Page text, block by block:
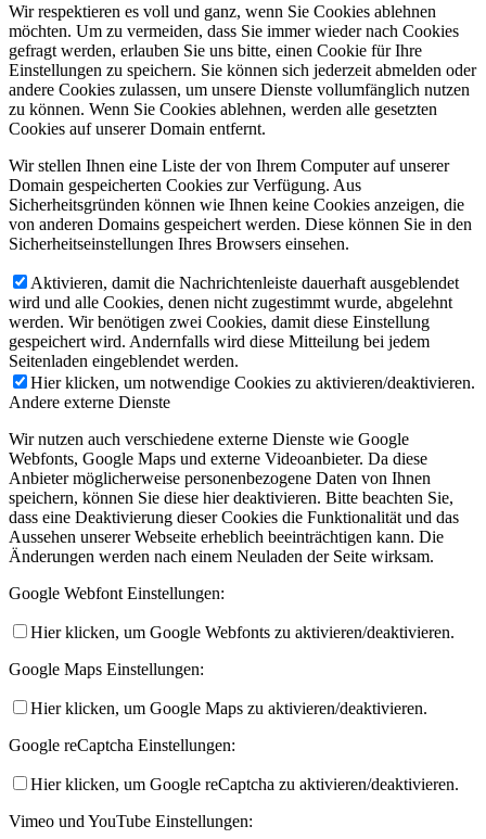
Wir respektieren es voll und ganz, wenn Sie Cookies ablehnen
möchten. Um zu vermeiden, dass Sie immer wieder nach Cookies
gefragt werden, erlauben Sie uns bitte, einen Cookie für Ihre
Einstellungen zu speichern. Sie können sich jederzeit abmelden oder
andere Cookies zulassen, um unsere Dienste vollumfänglich nutzen
zu können. Wenn Sie Cookies ablehnen, werden alle gesetzten
Cookies auf unserer Domain entfernt.
Wir stellen Ihnen eine Liste der von Ihrem Computer auf unserer
Domain gespeicherten Cookies zur Verfügung. Aus
Sicherheitsgründen können wie Ihnen keine Cookies anzeigen, die
von anderen Domains gespeichert werden. Diese können Sie in den
Sicherheitseinstellungen Ihres Browsers einsehen.
Aktivieren, damit die Nachrichtenleiste dauerhaft ausgeblendet
wird und alle Cookies, denen nicht zugestimmt wurde, abgelehnt
werden. Wir benötigen zwei Cookies, damit diese Einstellung
gespeichert wird. Andernfalls wird diese Mitteilung bei jedem
Seitenladen eingeblendet werden.
Hier klicken, um notwendige Cookies zu aktivieren/deaktivieren.
Andere externe Dienste
Wir nutzen auch verschiedene externe Dienste wie Google
Webfonts, Google Maps und externe Videoanbieter. Da diese
Anbieter möglicherweise personenbezogene Daten von Ihnen
speichern, können Sie diese hier deaktivieren. Bitte beachten Sie,
dass eine Deaktivierung dieser Cookies die Funktionalität und das
Aussehen unserer Webseite erheblich beeinträchtigen kann. Die
Änderungen werden nach einem Neuladen der Seite wirksam.
Google Webfont Einstellungen:
Hier klicken, um Google Webfonts zu aktivieren/deaktivieren.
Google Maps Einstellungen:
Hier klicken, um Google Maps zu aktivieren/deaktivieren.
Google reCaptcha Einstellungen:
Hier klicken, um Google reCaptcha zu aktivieren/deaktivieren.
Vimeo und YouTube Einstellungen: